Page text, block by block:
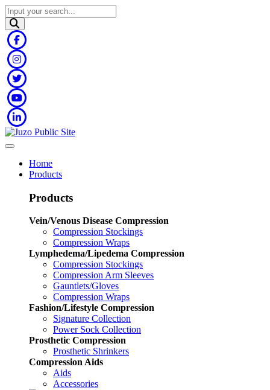
Home
Products
Products
Vein/Venous Disease Compression
Compression Stockings
Compression Wraps
Lymphedema/Lipedema Compression
Compression Stockings
Compression Arm Sleeves
Gauntlets/Gloves
Compression Wraps
Fashion/Lifestyle Compression
Signature Collection
Power Sock Collection
Prosthetic Compression
Prosthetic Shrinkers
Compression Aids
Aids
Accessories